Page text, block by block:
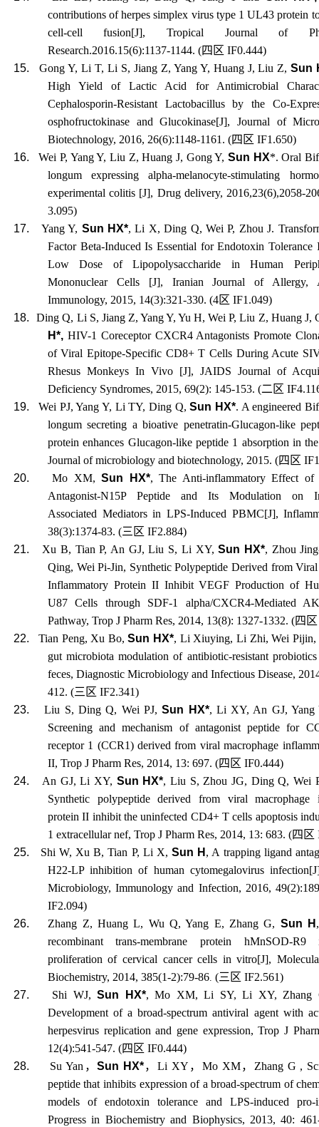
contributions of herpes simplex virus type 1 UL43 protein
cell-cell fusion[J], Tropical Journal of
Research.2016.15(6):1137-1144. (四区 IF0.444)
15.
Gong Y,Li T,Li S, Jiang Z, Yang Y, Huang J,Liu Z,Sun
High Yield of Lactic Acid for Antimicrobial
Cephalosporin-Resistant Lactobacillus by the Co-
osphofructokinase and Glucokinase[J], Journal of
Biotechnology, 2016, 26(6):1148-1161. (四区 IF1.650)
16.
Wei P, Yang Y, Liu Z, Huang J, Gong Y, Sun HX*. Oral
longum expressing alpha-melanocyte-stimulating
experimental colitis [J], Drug delivery, 2016,23(6),2058-
3.095)
17.
Yang Y, Sun HX*, Li X, Ding Q, Wei P, Zhou J.
Factor Beta-Induced Is Essential for Endotoxin Tolerance
Low Dose of Lipopolysaccharide in Human
Mononuclear Cells [J], Iranian Journal of Allergy,
Immunology, 2015, 14(3):321-330. (4区 IF1.049)
18.
Ding Q, Li S, Jiang Z, Yang Y, Yu H, Wei P, Liu Z, Huang J,
H*, HIV-1 Coreceptor CXCR4 Antagonists Promote
of Viral Epitope-Specific CD8+ T Cells During Acute
Rhesus Monkeys In Vivo [J], JAIDS Journal of
Deficiency Syndromes, 2015, 69(2): 145-153. (二区
19.
Wei PJ, Yang Y, Li TY, Ding Q,Sun HX*. A engineered
longum secreting a bioative penetratin-Glucagon-like
protein enhances Glucagon-like peptide 1 absorption in
Journal of microbiology and biotechnology, 2015. (四区
20.
Mo XM,Sun HX*, The Anti-inflammatory Effect of
Antagonist-N15P Peptide and Its Modulation on
Associated Mediators in LPS-Induced PBMC[J],
38(3):1374-83. (三区 IF2.884)
21.
Xu B, Tian P, An GJ, Liu S, Li XY,Sun HX*, Zhou
Qing, Wei Pi-Jin, Synthetic Polypeptide Derived from
Inflammatory Protein II Inhibit VEGF Production of
U87 Cells through SDF-1 alpha/CXCR4-Mediated
Pathway, Trop J Pharm Res, 2014, 13(8): 1327-1332. (四区
22.
Tian Peng, Xu Bo,Sun HX*, Li Xiuying, Li Zhi, Wei Pijin,
gut microbiota modulation of antibiotic-resistant
feces, Diagnostic Microbiology and Infectious Disease,
412. (三区 IF2.341)
23.
Liu S, Ding Q, Wei PJ,Sun HX*, Li XY, An GJ, Yang
Screening and mechanism of antagonist peptide for
receptor 1 (CCR1) derived from viral macrophage
II, Trop J Pharm Res, 2014, 13: 697. (四区 IF0.444)
24.
An GJ, Li XY, Sun HX*, Liu S, Zhou JG, Ding Q, Wei
Synthetic polypeptide derived from viral macrophage
protein II inhibit the uninfected CD4+ T cells apoptosis
1 extracellular nef, Trop J Pharm Res, 2014, 13: 683. (四区
25.
Shi W, Xu B,Tian P, Li X,Sun H , A trapping ligand
H22-LP inhibition of human cytomegalovirus
Microbiology, Immunology and Infection, 2016,
IF2.094)
26.
Zhang Z,Huang L, Wu Q,Yang E, Zhang G, Sun H
recombinant trans-membrane protein hMnSOD-
proliferation of cervical cancer cells in vitro[J],
Biochemistry, 2014, 385(1-2):79-86. (三区 IF2.561)
27.
Shi WJ,Sun HX*, Mo XM, Li SY, Li XY, Zhang
Development of a broad-spectrum antiviral agent with
herpesvirus replication and gene expression, Trop J
12(4):541-547. (四区 IF0.444)
28.
Su Yan ，Sun HX*，Li XY ， Mo XM， Zhang G ,
peptide that inhibits expression of a broad-spectrum of
models of endotoxin tolerance and LPS-induced pro-
Progress in Biochemistry and Biophysics, 2013, 40: